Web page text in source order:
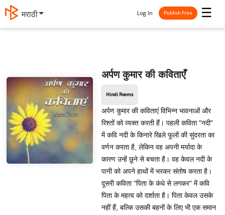
मराठी ☰
Log In Publish Free
अर्पण कुमार की कविताएँ
Hindi Poems
अर्पण कुमार की कविताएं विभिन्न भावनाओं और
रिश्तों को व्यक्त करती हैं। पहली कविता "नदी"
में कवि नदी के किनारे खिले फूलों की सुंदरता का
वर्णन करता है, लेकिन वह अपनी मर्यादा के
कारण उन्हें छूने से बचता है। वह केवल नदी के
पानी को अपने हाथों में भरकर संतोष करता है।
दूसरी कविता "पिता के कंधे से लगकर" में कवि
पिता के महत्व को दर्शाता है। पिता केवल उसके
नहीं हैं, बल्कि उसकी बहनों के लिए भी एक समान